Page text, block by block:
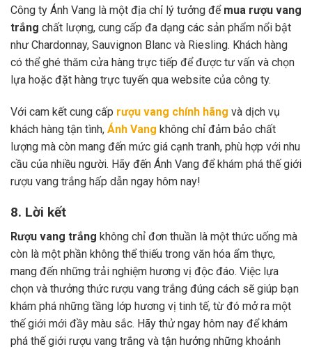
Công ty Ánh Vang là một địa chỉ lý tưởng để mua rượu vang
trắng chất lượng, cung cấp đa dạng các sản phẩm nổi bật
như Chardonnay, Sauvignon Blanc và Riesling. Khách hàng
có thể ghé thăm cửa hàng trực tiếp để được tư vấn và chọn
lựa hoặc đặt hàng trực tuyến qua website của công ty.
Với cam kết cung cấp rượu vang chính hãng và dịch vụ
khách hàng tận tình, Ánh Vang không chỉ đảm bảo chất
lượng mà còn mang đến mức giá cạnh tranh, phù hợp với nhu
cầu của nhiều người. Hãy đến Ánh Vang để khám phá thế giới
rượu vang trắng hấp dẫn ngay hôm nay!
8. Lời kết
Rượu vang trắng không chỉ đơn thuần là một thức uống mà
còn là một phần không thể thiếu trong văn hóa ẩm thực,
mang đến những trải nghiệm hương vị độc đáo. Việc lựa
chọn và thưởng thức rượu vang trắng đúng cách sẽ giúp bạn
khám phá những tầng lớp hương vị tinh tế, từ đó mở ra một
thế giới mới đầy màu sắc. Hãy thử ngay hôm nay để khám
phá thế giới rượu vang trắng và tận hưởng những khoảnh